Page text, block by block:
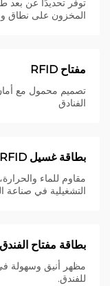
توفر تحديدًا عن بعد
المخزون على نطاق
مفتاح RFID
تصميم محمول مع
الفنادق
بطاقة غسيل RFID
مقاوم للماء
التشغيلية في صناعة
بطاقة مفتاح الفندق
مظهر أنيق وسهولة في
للفندق.